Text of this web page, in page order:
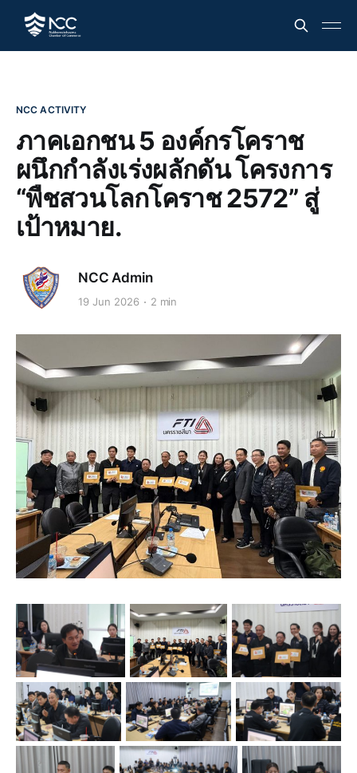
NCC ACTIVITY
ภาคเอกชน 5 องค์กรโคราช
ผนึกกำลังเร่งผลักดัน โครงการ
“พืชสวนโลกโคราช 2572” สู่
เป้าหมาย.
NCC Admin
19 Jun 2026 2 min